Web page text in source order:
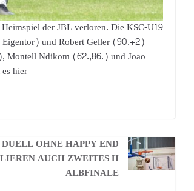
der JBL verloren. Die KSC-U19
und Robert Geller (90.+2)
Montell Ndikom (62.,86.) und Joao
hier
OHNE HAPPY END
AUCH ZWEITES H
ALBFINALE